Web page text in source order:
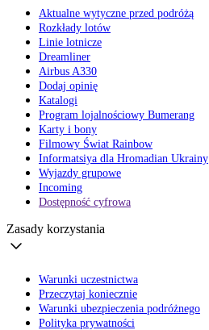
Aktualne wytyczne przed podróżą
Rozkłady lotów
Linie lotnicze
Dreamliner
Airbus A330
Dodaj opinię
Katalogi
Program lojalnościowy Bumerang
Karty i bony
Filmowy Świat Rainbow
Informatsiya dla Hromadian Ukrainy
Wyjazdy grupowe
Incoming
Dostępność cyfrowa
Zasady korzystania
Warunki uczestnictwa
Przeczytaj koniecznie
Warunki ubezpieczenia podróżnego
Polityka prywatności